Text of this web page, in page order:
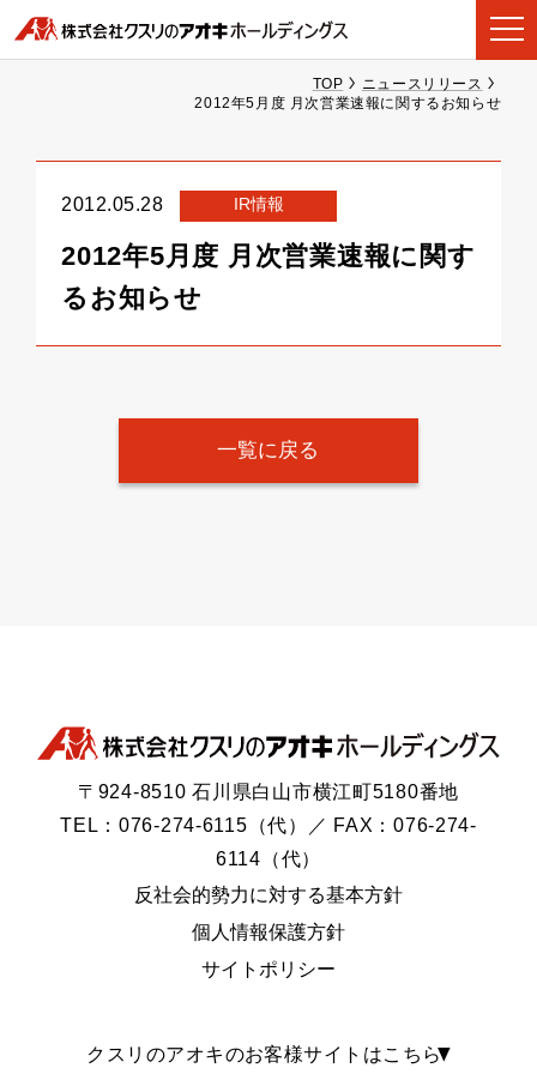
TOP
ニュースリリース
2012年5月度 月次営業速報に関するお知らせ
2012.05.28 IR情報
2012年5月度 月次営業速報に関す
るお知らせ
一覧に戻る
〒924-8510 石川県白山市横江町5180番地
TEL：076-274-6115（代）／ FAX：076-274-
6114（代）
反社会的勢力に対する基本方針
個人情報保護方針
サイトポリシー
クスリのアオキのお客様サイトはこちら